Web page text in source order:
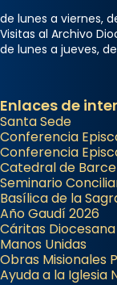
de lunes a viernes,
Visitas al Archivo
de lunes a jueves, de
Enlaces de
Santa Sede
Conferencia
Conferencia
Catedral de
Seminario
Basílica de la
Año Gaudí 2026
Cáritas
Manos Unidas
Obras Misionales
Ayuda a la Iglesia